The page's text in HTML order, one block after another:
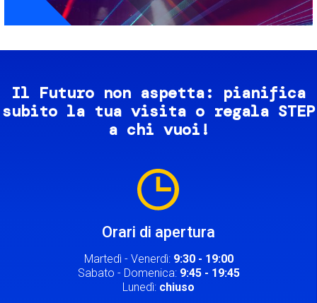
Il Futuro non aspetta: pianifica
subito la tua visita o regala STEP
a chi vuoi!
Orari di apertura
Martedì - Venerdì: 9:30 - 19:00
Sabato - Domenica: 9:45 - 19:45
Lunedì: chiuso